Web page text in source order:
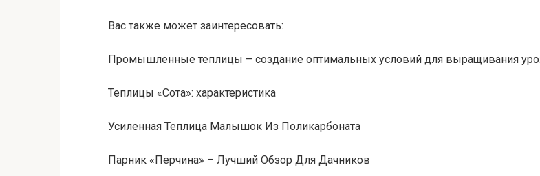
Вас также может заинтересовать:
Промышленные теплицы – создание оптимальных условий для выращивания
Теплицы «Сота»: характеристика
Усиленная Теплица Малышок Из Поликарбоната
Парник «Перчина» – Лучший Обзор Для Дачников